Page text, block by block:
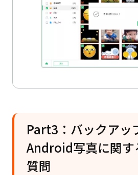
Part3：バックアッ
Android写真に関す
質問